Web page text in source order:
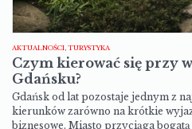
AKTUALNOŚCI, TURYSTYKA
Czym kierować się przy
Gdańsku?
Gdańsk od lat pozostaje jednym z
kierunków zarówno na krótkie
biznesowe. Miasto przyciąga